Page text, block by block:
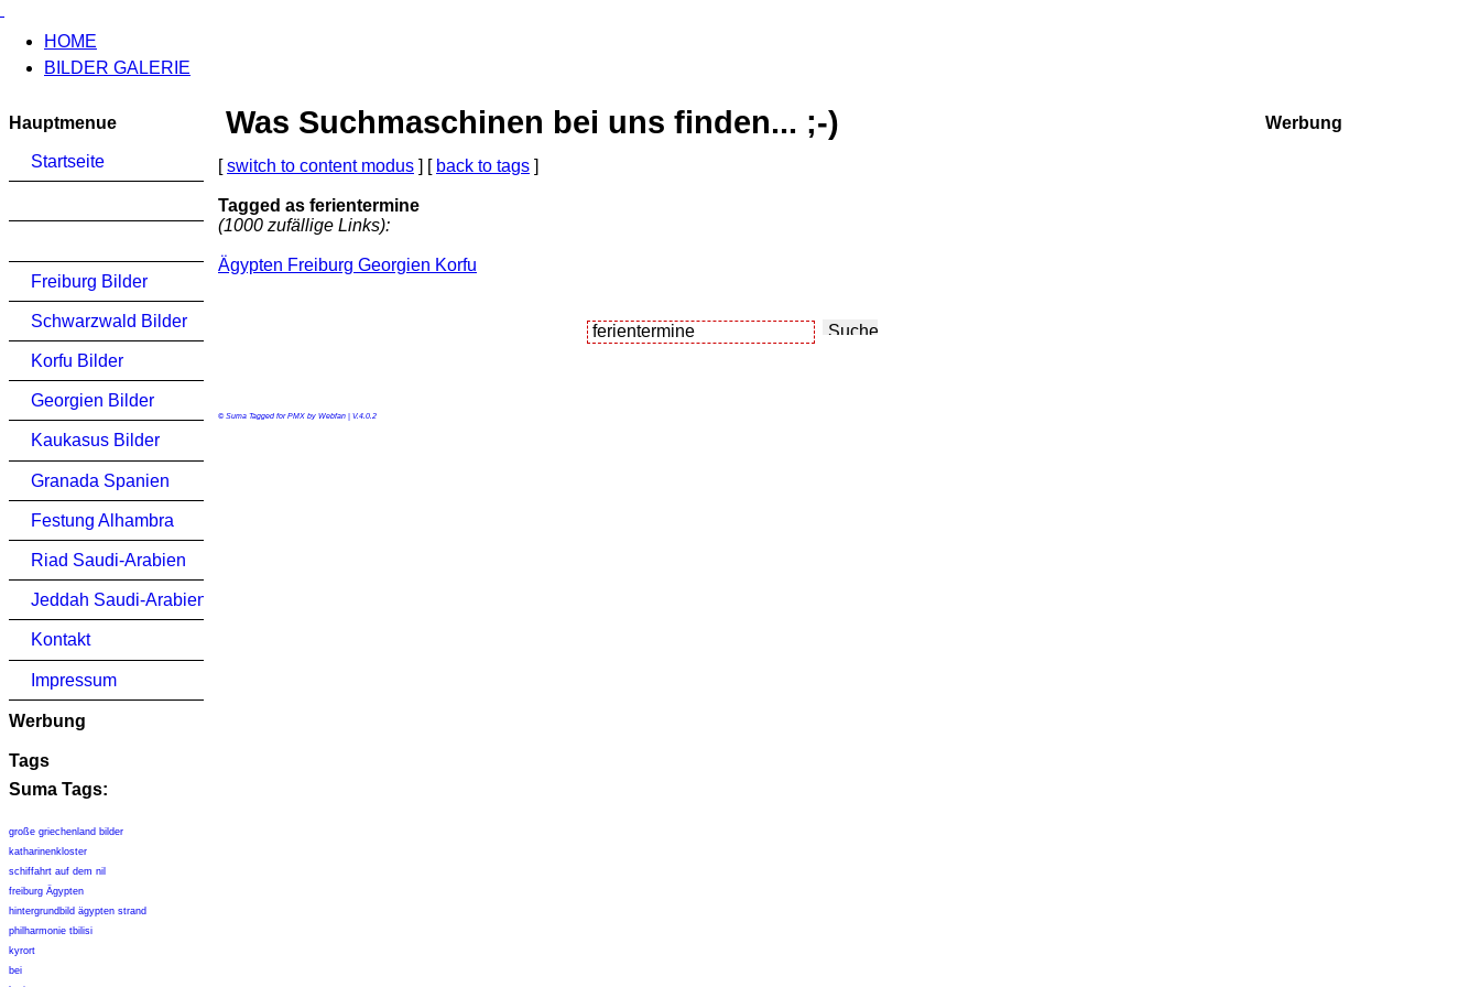
HOME
BILDER GALERIE
Hauptmenue
Startseite
Freiburg Bilder
Schwarzwald Bilder
Korfu Bilder
Georgien Bilder
Kaukasus Bilder
Granada Spanien
Festung Alhambra
Riad Saudi-Arabien
Jeddah Saudi-Arabien
Kontakt
Impressum
Werbung
Tags
Suma Tags:
große griechenland bilder
katharinenkloster
schiffahrt auf dem nil
freiburg Ägypten
hintergrundbild ägypten strand
philharmonie tbilisi
kyrort
bei
Was Suchmaschinen bei uns finden... ;-)
[switch to content modus ] [ back to tags ]
Tagged as ferientermine
(1000 zufällige Links):
Ägypten Freiburg Georgien Korfu
© Suma Tagged for PMX by Webfan | V.4.0.2
Werbung